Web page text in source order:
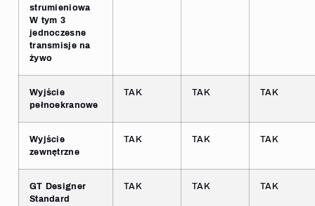
strumieniowa
W tym 3
jednoczesne
transmisje na
żywo
Wyjście
pełnoekranowe
TAK TAK TAK
Wyjście
zewnętrzne
TAK TAK TAK
GT Designer
Standard
TAK TAK TAK